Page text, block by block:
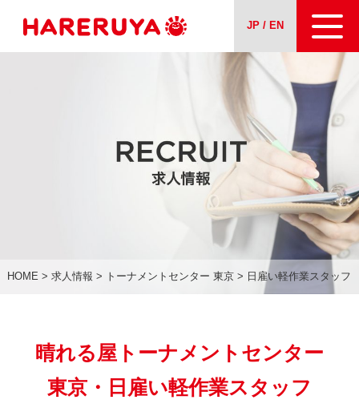
JP / EN
お問い合わせ
HOME > 求人情報 > トーナメントセンター 東京> 日雇い軽作業スタッフ
晴れる屋トーナメントセンター
東京・日雇い軽作業スタッフ